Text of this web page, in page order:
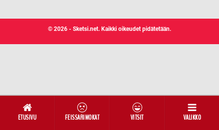
ETUSIVU FEISSARIMOKAT VITSIT VALIKKO
© 2026 - Sketsi.net. Kaikki oikeudet pidätetään.